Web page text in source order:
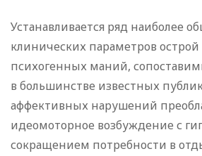
Устанавливается ряд наиболее
клинических параметров острой
психогенных маний,
в большинстве известных
аффективных нарушений
идеомоторное возбуждение с
сокращением потребности в